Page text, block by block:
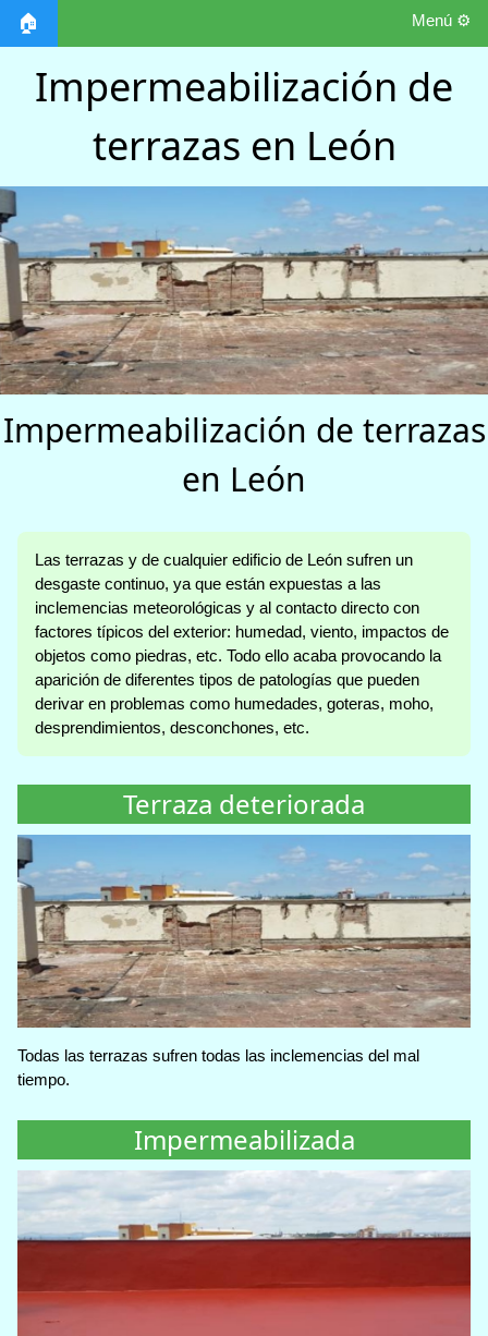
🏠 Menú ⚙️
Impermeabilización de
terrazas en León
Impermeabilización de terrazas
en León
Las terrazas y de cualquier edificio de León sufren un
desgaste continuo, ya que están expuestas a las
inclemencias meteorológicas y al contacto directo con
factores típicos del exterior: humedad, viento, impactos de
objetos como piedras, etc. Todo ello acaba provocando la
aparición de diferentes tipos de patologías que pueden
derivar en problemas como humedades, goteras, moho,
desprendimientos, desconchones, etc.
Terraza deteriorada
Todas las terrazas sufren todas las inclemencias del mal
tiempo.
Impermeabilizada